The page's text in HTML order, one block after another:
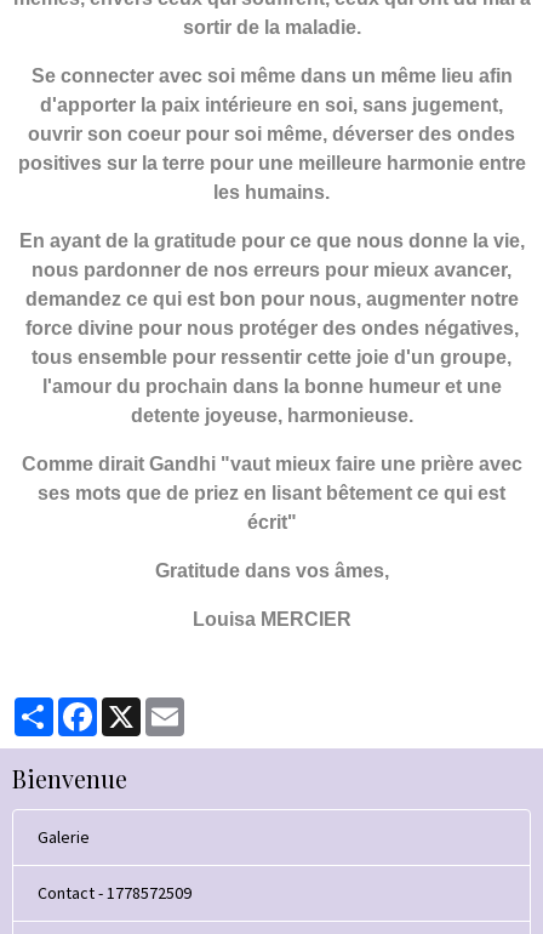
sortir de la maladie.
Se connecter avec soi même dans un même lieu afin
d'apporter la paix intérieure en soi, sans jugement,
ouvrir son coeur pour soi même, déverser des ondes
positives sur la terre pour une meilleure harmonie entre
les humains.
En ayant de la gratitude pour ce que nous donne la vie,
nous pardonner de nos erreurs pour mieux avancer,
demandez ce qui est bon pour nous, augmenter notre
force divine pour nous protéger des ondes négatives,
tous ensemble pour ressentir cette joie d'un groupe,
l'amour du prochain dans la bonne humeur et une
detente joyeuse, harmonieuse.
Comme dirait Gandhi "vaut mieux faire une prière avec
ses mots que de priez en lisant bêtement ce qui est
écrit"
Gratitude dans vos âmes,
Louisa MERCIER
PartagerFacebook
X
Bienvenue
Galerie
Contact - 1778572509